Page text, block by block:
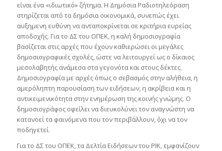
είναι ένα «ιδιωτικό» ζήτημα. Η Δημόσια Ραδιοτηλεόραση
στηρίζεται από τα δημόσια οικονομικά, συνεπώς έχει
αυξημενη ευθύνη να ανταποκρίνεται σε κριτήρια ευρείας
αποδοχής. Για το ΔΣ του ΟΠΕΚ, η καλή δημοσιογραφία
βασίζεται στις αρχές που έχουν καθιερώσει οι μεγάλες
δημοσιογραφικές σχολές, ώστε να λειτουργεί ως ο δίκαιος
μεσολαβητής ανάμεσα στα γεγονότα και στους δέκτες.
Δημοσιογραφία με αρχές όπως ο σεβασμός στην αλήθεια, η
αμερόληπτη παρουσίαση των ειδήσεων, η ακρίβεια και η
αντικειμενικότητα στην ενημέρωση της κοινής γνώμης. Ο
δημοσιογράφος οφείλει να διευκολύνει τον αναγνώστη να
κατανοεί τα φαινόμενα που τον περιβάλλουν, όχι να τον
ποδηγετεί.
Για το ΔΣ του ΟΠΕΚ, τα Δελτία Ειδήσεων του ΡΙΚ, εμφανίζουν